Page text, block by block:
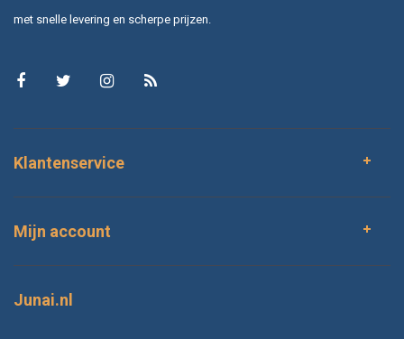
met snelle levering en scherpe prijzen.
Klantenservice
Mijn account
Junai.nl